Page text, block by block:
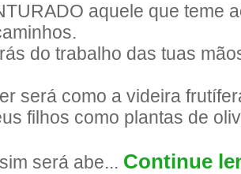
aquele que teme
do trabalho das tuas
será como a videira
filhos como plantas de
será abe... Continue